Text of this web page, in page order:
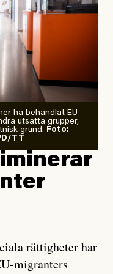
den
efter att ha
bedömer
händelsen ska
i delar av
påverkar vädret
här El Niñon
nu Zeke
ha behandlat EU-
utsatta grupper,
grund. Foto:
TT
rättigheter har
migranters